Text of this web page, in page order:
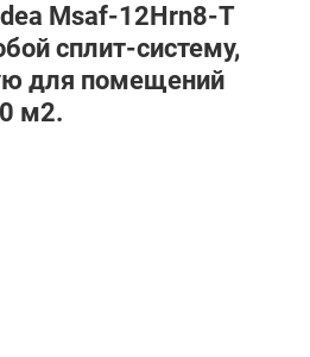
Msaf-12Hrn8-T
сплит-систему,
для помещений
м2.